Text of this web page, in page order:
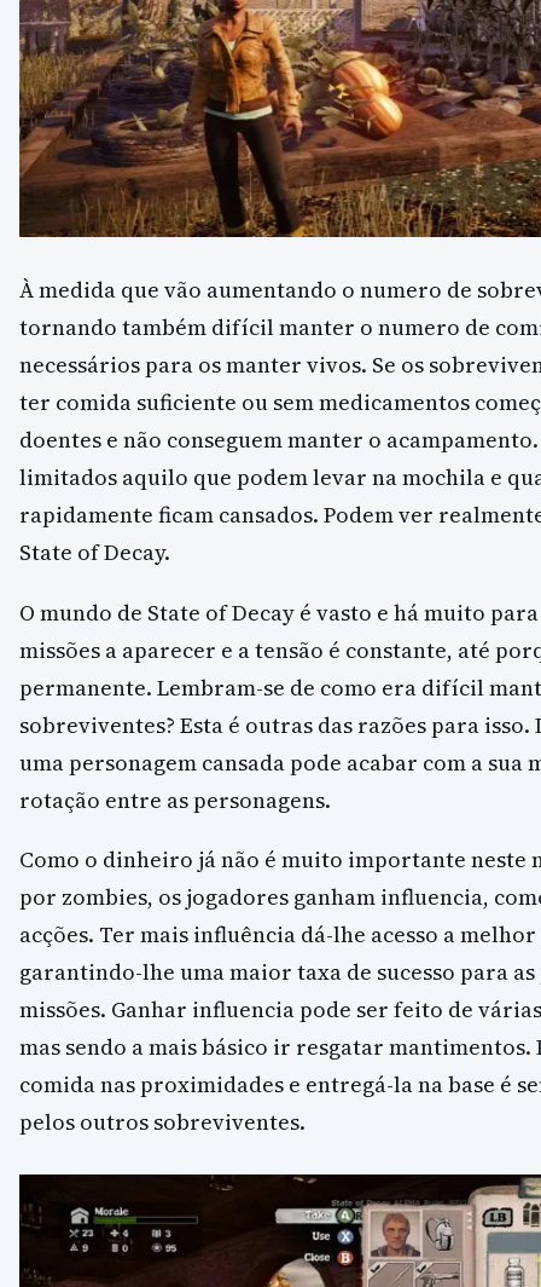
À medida que vão aumentando o numero de
tornando também difícil manter o numero de
necessários para os manter vivos. Se os
ter comida suficiente ou sem medicamentos
doentes e não conseguem manter o
limitados aquilo que podem levar na mochila e
rapidamente ficam cansados. Podem ver
State of Decay.
O mundo de State of Decay é vasto e há muito
missões a aparecer e a tensão é constante, até
permanente. Lembram-se de como era difícil
sobreviventes? Esta é outras das razões para
uma personagem cansada pode acabar com a
rotação entre as personagens.
Como o dinheiro já não é muito importante neste
por zombies, os jogadores ganham influencia,
acções. Ter mais influência dá-lhe acesso a
garantindo-lhe uma maior taxa de sucesso para
missões. Ganhar influencia pode ser feito de
mas sendo a mais básico ir resgatar
comida nas proximidades e entregá-la na base é
pelos outros sobreviventes.